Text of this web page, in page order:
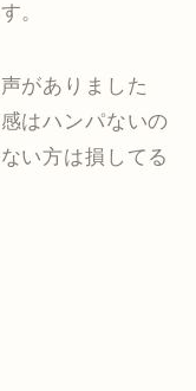
。
がありました
はハンパないの
い方は損してる